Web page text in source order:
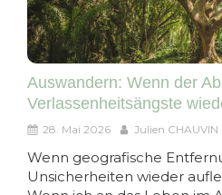
Auswandern: Wenn der
Verlassenheitsängste
28. Mai 2026 Julien CHAUVIN
Wenn geografische
Unsicherheiten wieder